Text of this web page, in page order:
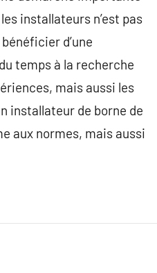
installateurs n’est pas
d’une
temps à la recherche
mais aussi les
installateur de borne de
aux normes, mais aussi